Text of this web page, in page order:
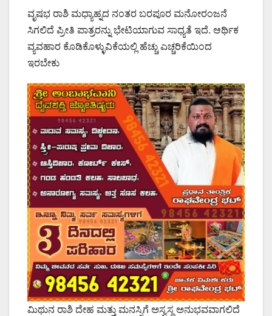
ವೃಷಭ ರಾಶಿ ಮಧ್ಯಾಹ್ನದ ನಂತರ ಬರಪೂರ ಮನೋರಂಜನೆ
ಸಿಗಲಿದೆ ಪ್ರೀತಿ ಪಾತ್ರರನ್ನು ಭೇಟಿಯಾಗುವ ಸಾಧ್ಯತೆ ಇದೆ. ಆರ್ಥಿಕ
ವ್ಯವಹಾರ ಕೊಡಿಕೊಳ್ಳುವಿಕೆಯಲ್ಲಿ ಹೆಚ್ಚು ಎಚ್ಚರಿಕೆಯಿಂದ
ಇರಬೇಕು
ಮಿಥುನ ರಾಶಿ ದೇಹ ಮತ್ತು ಮನಸ್ಸಿಗೆ ಅಸ್ವಸ್ಥ ಅನುಭವವಾಗಲಿದೆ